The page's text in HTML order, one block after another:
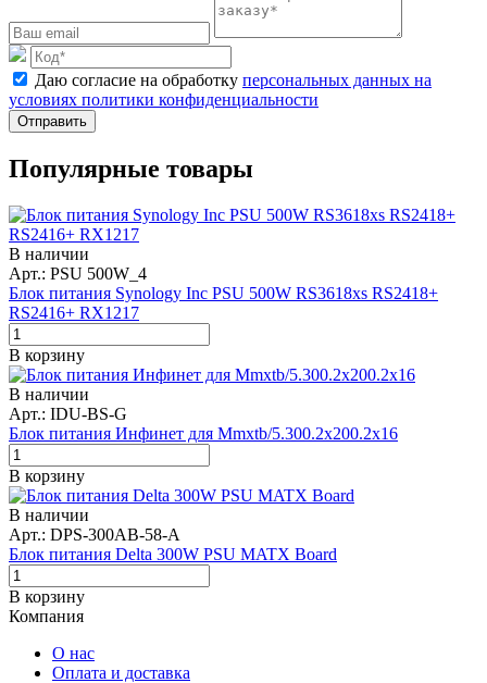
Даю согласие на обработку персональных данных на
условиях политики конфиденциальности
Отправить
Популярные товары
В наличии
Арт.: PSU 500W_4
Блок питания Synology Inc PSU 500W RS3618xs RS2418+
RS2416+ RX1217
В корзину
В наличии
Арт.: IDU-BS-G
Блок питания Инфинет для Mmxtb/5.300.2x200.2x16
В корзину
В наличии
Арт.: DPS-300AB-58-A
Блок питания Delta 300W PSU MATX Board
В корзину
Компания
О нас
Оплата и доставка